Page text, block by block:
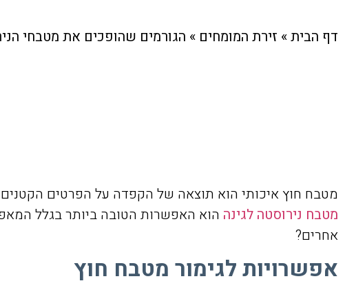
דף הבית» זירת המומחים » הגורמים שהופכים את מטבחי
מטבח חוץ איכותי הוא תוצאה של הקפדה על הפרטים הקטנים.
מטבח נירוסטה לגינה הוא האפשרות הטובה ביותר בגלל
אחרים?
אפשרויות לגימור מטבח חוץ